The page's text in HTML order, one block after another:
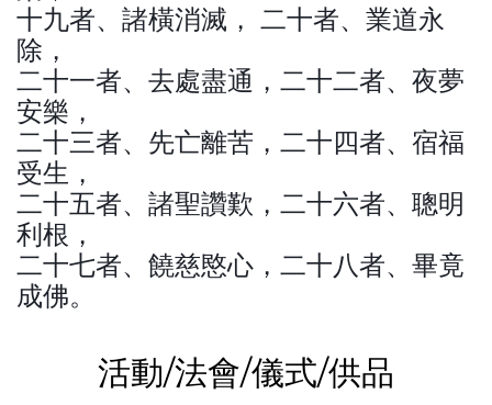
十九者、諸橫消滅， 二十者、業道永
除，
二十一者、去處盡通，二十二者、夜夢
安樂，
二十三者、先亡離苦，二十四者、宿福
受生，
二十五者、諸聖讚歎，二十六者、聰明
利根，
二十七者、饒慈愍心，二十八者、畢竟
成佛。
活動/法會/儀式/供品